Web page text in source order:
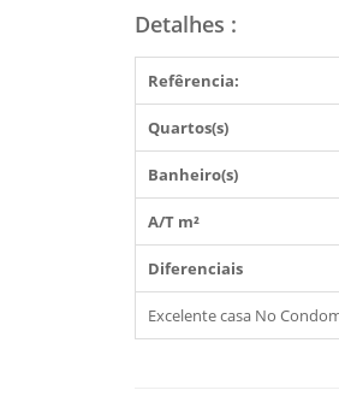
Detalhes :
Refêrencia:
Quartos(s)
Banheiro(s)
A/T m²
Diferenciais
Excelente casa No